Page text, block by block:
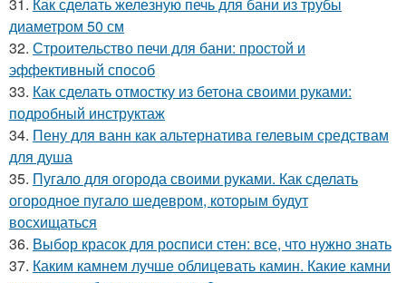
диаметром 50 см
32. Строительство печи для бани: простой и
эффективный способ
33. Как сделать отмостку из бетона своими руками:
подробный инструктаж
34. Пену для ванн как альтернатива гелевым средствам
для душа
35. Пугало для огорода своими руками. Как сделать
огородное пугало шедевром, которым будут
восхищаться
36. Выбор красок для росписи стен: все, что нужно знать
37. Каким камнем лучше облицевать камин. Какие камни